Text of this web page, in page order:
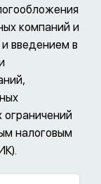
компаний и
введением в
налоговым